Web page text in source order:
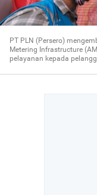
PT PLN (Persero)
Metering Infrastructure
pelayanan kepada